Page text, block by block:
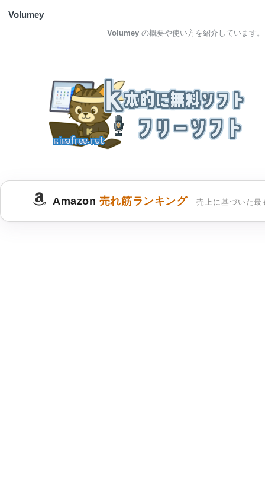
Volumey
Volumey の概要や使い方を紹介しています。
Amazon 売れ筋ランキング 売上に基づいた最